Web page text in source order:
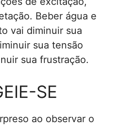
Beber água e
vai diminuir sua
sua tensão
sua frustração.
SE
ao observar o